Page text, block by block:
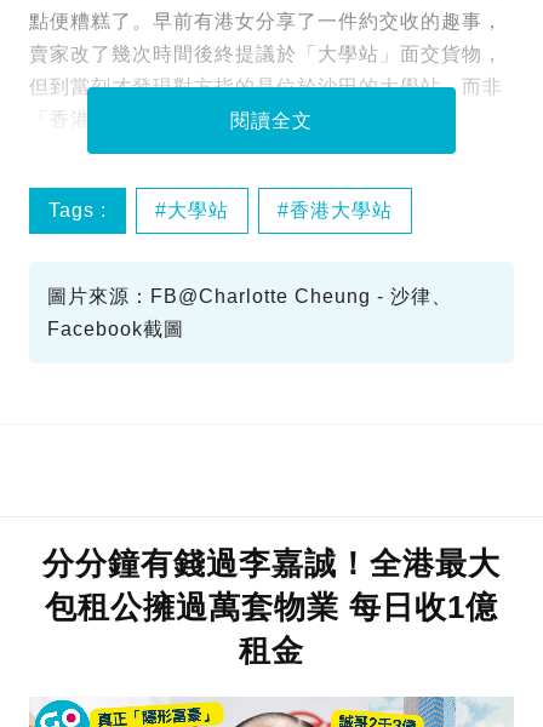
點便糟糕了。早前有港女分享了一件約交收的趣事，
賣家改了幾次時間後終提議於「大學站」面交貨物，
但到當刻才發現對方指的是位於沙田的大學站，而非
「香港大學站」，事件令一眾網民熱議。
閱讀全文
Tags : 大學站 香港大學站
圖片來源：FB@Charlotte Cheung - 沙律、
Facebook截圖
分分鐘有錢過李嘉誠！全港最大
包租公擁過萬套物業 每日收1億
租金